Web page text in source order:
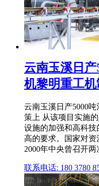
云南玉溪日
机黎明重工
云南玉溪日产5000
策上 从该项目实施
设施的加强和高科
高的要求。国家对资
2000年中央曾召开两
联系电话: 180 3780